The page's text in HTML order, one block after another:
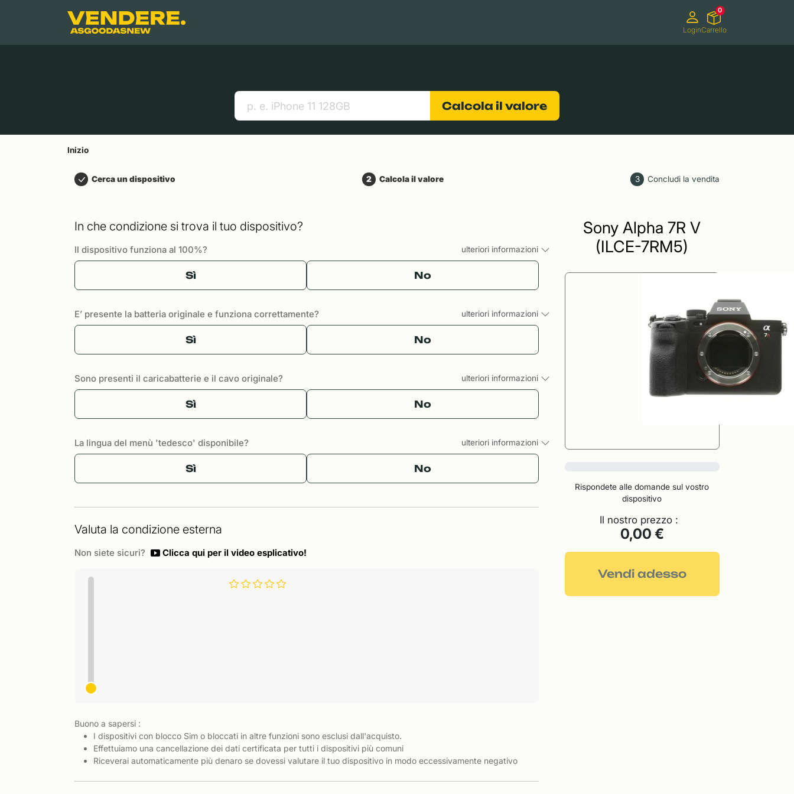
Contenuto principale
LoginCarrello
0
Calcola il valore
Inizio
Cerca un dispositivo 2 Calcola il valore 3 Concludi la vendita
In che condizione si trova il tuo dispositivo?
Il dispositivo funziona al 100%? ulteriori informazioni
Sì No
E’ presente la batteria originale e funziona correttamente? ulteriori informazioni
Sì No
Sono presenti il caricabatterie e il cavo originale? ulteriori informazioni
Sì No
La lingua del menù 'tedesco' disponibile? ulteriori informazioni
Sì No
Valuta la condizione esterna
Non siete sicuri? Clicca qui per il video esplicativo!
Buono a sapersi :
I dispositivi con blocco Sim o bloccati in altre funzioni sono esclusi dall'acquisto.
Effettuiamo una cancellazione dei dati certificata per tutti i dispositivi più comuni
Riceverai automaticamente più denaro se dovessi valutare il tuo dispositivo in modo eccessivamente negativo
Sony Alpha 7R V
(ILCE-7RM5)
Rispondete alle domande sul vostro
dispositivo
Il nostro prezzo :
0,00 €
Vendi adesso